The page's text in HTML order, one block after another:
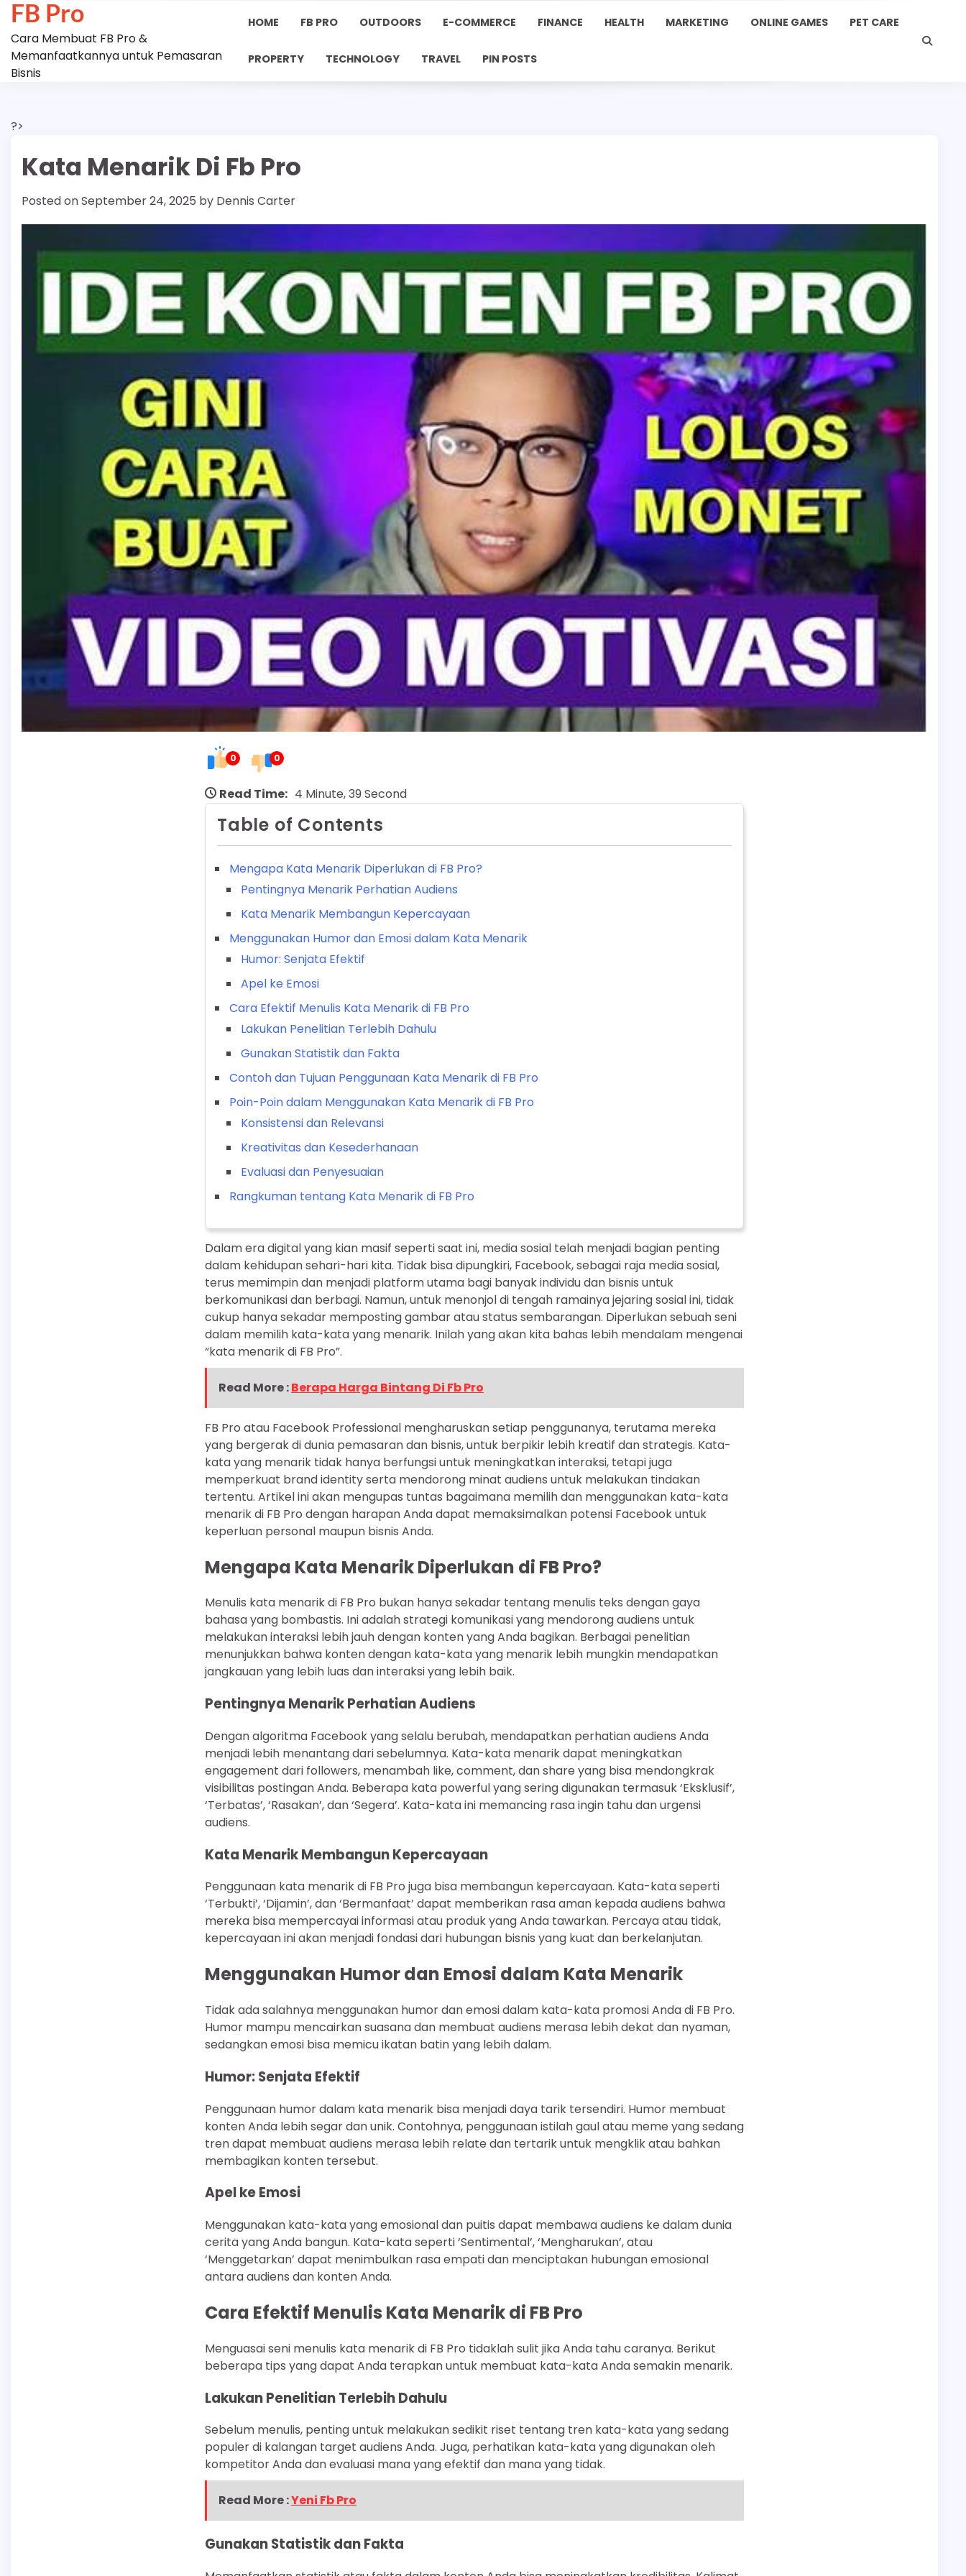
Skip
content
FB Pro
Cara Membuat FB Pro &
Memanfaatkannya untuk Pemasaran
Bisnis
HOME FB PRO OUTDOORS E-COMMERCE FINANCE HEALTH MARKETING ONLINE GAMES PET CARE
PROPERTY TECHNOLOGY TRAVEL PIN POSTS
?>
Kata Menarik Di Fb Pro
Posted onSeptember 24, 2025 by Dennis Carter
0 0
Read Time: 4 Minute, 39 Second
Table of Contents
Mengapa Kata Menarik Diperlukan di FB Pro?
Pentingnya Menarik Perhatian Audiens
Kata Menarik Membangun Kepercayaan
Menggunakan Humor dan Emosi dalam Kata Menarik
Humor: Senjata Efektif
Apel ke Emosi
Cara Efektif Menulis Kata Menarik di FB Pro
Lakukan Penelitian Terlebih Dahulu
Gunakan Statistik dan Fakta
Contoh dan Tujuan Penggunaan Kata Menarik di FB Pro
Poin-Poin dalam Menggunakan Kata Menarik di FB Pro
Konsistensi dan Relevansi
Kreativitas dan Kesederhanaan
Evaluasi dan Penyesuaian
Rangkuman tentang Kata Menarik di FB Pro
Dalam era digital yang kian masif seperti saat ini, media sosial telah menjadi bagian penting
dalam kehidupan sehari-hari kita. Tidak bisa dipungkiri, Facebook, sebagai raja media sosial,
terus memimpin dan menjadi platform utama bagi banyak individu dan bisnis untuk
berkomunikasi dan berbagi. Namun, untuk menonjol di tengah ramainya jejaring sosial ini, tidak
cukup hanya sekadar memposting gambar atau status sembarangan. Diperlukan sebuah seni
dalam memilih kata-kata yang menarik. Inilah yang akan kita bahas lebih mendalam mengenai
“kata menarik di FB Pro”.
Read More :Berapa Harga Bintang Di Fb Pro
FB Pro atau Facebook Professional mengharuskan setiap penggunanya, terutama mereka
yang bergerak di dunia pemasaran dan bisnis, untuk berpikir lebih kreatif dan strategis. Kata-
kata yang menarik tidak hanya berfungsi untuk meningkatkan interaksi, tetapi juga
memperkuat brand identity serta mendorong minat audiens untuk melakukan tindakan
tertentu. Artikel ini akan mengupas tuntas bagaimana memilih dan menggunakan kata-kata
menarik di FB Pro dengan harapan Anda dapat memaksimalkan potensi Facebook untuk
keperluan personal maupun bisnis Anda.
Mengapa Kata Menarik Diperlukan di FB Pro?
Menulis kata menarik di FB Pro bukan hanya sekadar tentang menulis teks dengan gaya
bahasa yang bombastis. Ini adalah strategi komunikasi yang mendorong audiens untuk
melakukan interaksi lebih jauh dengan konten yang Anda bagikan. Berbagai penelitian
menunjukkan bahwa konten dengan kata-kata yang menarik lebih mungkin mendapatkan
jangkauan yang lebih luas dan interaksi yang lebih baik.
Pentingnya Menarik Perhatian Audiens
Dengan algoritma Facebook yang selalu berubah, mendapatkan perhatian audiens Anda
menjadi lebih menantang dari sebelumnya. Kata-kata menarik dapat meningkatkan
engagement dari followers, menambah like, comment, dan share yang bisa mendongkrak
visibilitas postingan Anda. Beberapa kata powerful yang sering digunakan termasuk ‘Eksklusif’,
‘Terbatas’, ‘Rasakan’, dan ‘Segera’. Kata-kata ini memancing rasa ingin tahu dan urgensi
audiens.
Kata Menarik Membangun Kepercayaan
Penggunaan kata menarik di FB Pro juga bisa membangun kepercayaan. Kata-kata seperti
‘Terbukti’, ‘Dijamin’, dan ‘Bermanfaat’ dapat memberikan rasa aman kepada audiens bahwa
mereka bisa mempercayai informasi atau produk yang Anda tawarkan. Percaya atau tidak,
kepercayaan ini akan menjadi fondasi dari hubungan bisnis yang kuat dan berkelanjutan.
Menggunakan Humor dan Emosi dalam Kata Menarik
Tidak ada salahnya menggunakan humor dan emosi dalam kata-kata promosi Anda di FB Pro.
Humor mampu mencairkan suasana dan membuat audiens merasa lebih dekat dan nyaman,
sedangkan emosi bisa memicu ikatan batin yang lebih dalam.
Humor: Senjata Efektif
Penggunaan humor dalam kata menarik bisa menjadi daya tarik tersendiri. Humor membuat
konten Anda lebih segar dan unik. Contohnya, penggunaan istilah gaul atau meme yang sedang
tren dapat membuat audiens merasa lebih relate dan tertarik untuk mengklik atau bahkan
membagikan konten tersebut.
Apel ke Emosi
Menggunakan kata-kata yang emosional dan puitis dapat membawa audiens ke dalam dunia
cerita yang Anda bangun. Kata-kata seperti ‘Sentimental’, ‘Mengharukan’, atau
‘Menggetarkan’ dapat menimbulkan rasa empati dan menciptakan hubungan emosional
antara audiens dan konten Anda.
Cara Efektif Menulis Kata Menarik di FB Pro
Menguasai seni menulis kata menarik di FB Pro tidaklah sulit jika Anda tahu caranya. Berikut
beberapa tips yang dapat Anda terapkan untuk membuat kata-kata Anda semakin menarik.
Lakukan Penelitian Terlebih Dahulu
Sebelum menulis, penting untuk melakukan sedikit riset tentang tren kata-kata yang sedang
populer di kalangan target audiens Anda. Juga, perhatikan kata-kata yang digunakan oleh
kompetitor Anda dan evaluasi mana yang efektif dan mana yang tidak.
Read More :Yeni Fb Pro
Gunakan Statistik dan Fakta